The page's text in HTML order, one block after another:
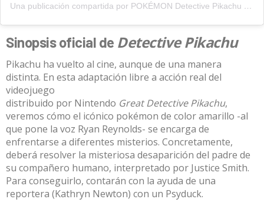
Una publicación compartida por POKÉMON Detective Pikachu (@detectivepikachumovie)
Sinopsis oficial de Detective Pikachu
Pikachu ha vuelto al cine, aunque de una manera
distinta. En esta adaptación libre a acción real del
videojuego
distribuido por Nintendo Great Detective Pikachu,
veremos cómo el icónico pokémon de color amarillo -al
que pone la voz Ryan Reynolds- se encarga de
enfrentarse a diferentes misterios. Concretamente,
deberá resolver la misteriosa desaparición del padre de
su compañero humano, interpretado por Justice Smith.
Para conseguirlo, contarán con la ayuda de una
reportera (Kathryn Newton) con un Psyduck.